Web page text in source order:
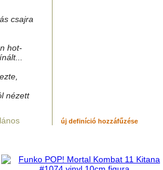
csajra
hot-
nézett
új definíció hozzáfűzése